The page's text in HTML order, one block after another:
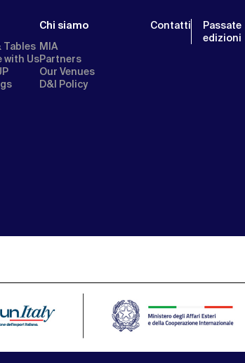
Tables
with Us
Chi siamo
MIA
Partners
Our Venues
D&I Policy
Contatti
Passate
edizioni